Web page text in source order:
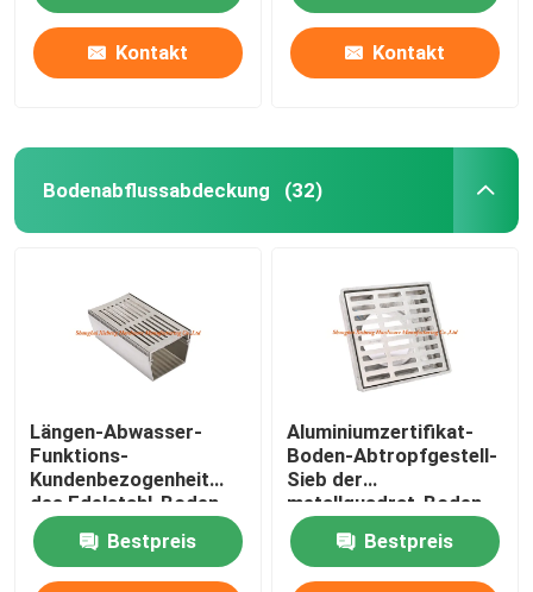
Kontakt Kontakt
Bodenabflussabdeckung (32)
Längen-Abwasser-
Funktions-
Kundenbezogenheit
des Edelstahl-Boden-
Abfluss-0.5m nehmen
an
Bestpreis
Aluminiumzertifikat-
Boden-Abtropfgestell-
Sieb der
metallquadrat-Boden-
Abfluss-Abdeckungs-
ISO9001Bestpreis